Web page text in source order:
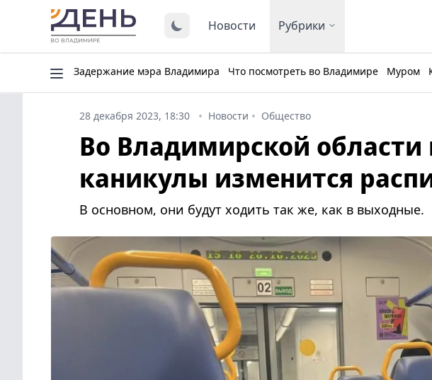
Новости Рубрики
Задержание мэра Владимира Что посмотреть во Владимире Муром
28 декабря 2023, 18:30 Новости Общество
Во Владимирской области
каникулы изменится
В основном, они будут ходить так же, как в выходные.